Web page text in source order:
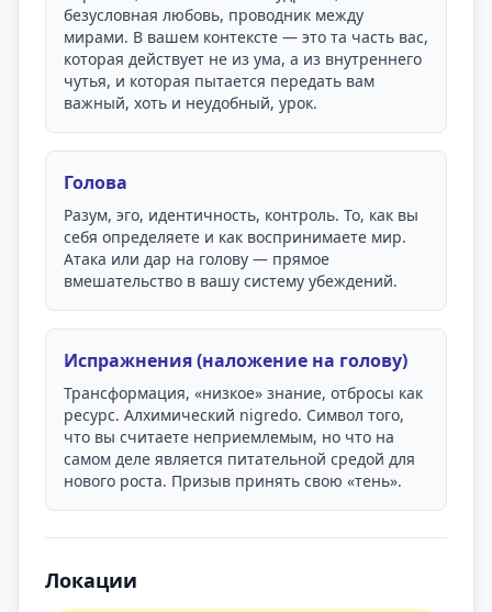
безусловная любовь, проводник между
мирами. В вашем контексте — это та часть вас,
которая действует не из ума, а из внутреннего
чутья, и которая пытается передать вам
важный, хоть и неудобный, урок.
Голова
Разум, эго, идентичность, контроль. То, как вы
себя определяете и как воспринимаете мир.
Атака или дар на голову — прямое
вмешательство в вашу систему убеждений.
Испражнения (наложение на голову)
Трансформация, «низкое» знание, отбросы как
ресурс. Алхимический nigredo. Символ того,
что вы считаете неприемлемым, но что на
самом деле является питательной средой для
нового роста. Призыв принять свою «тень».
Локации